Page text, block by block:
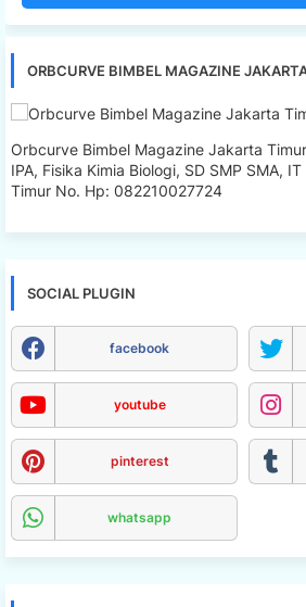
ORBCURVE BIMBEL MAGAZINE
Orbcurve Bimbel Magazine Jakarta
IPA, Fisika Kimia Biologi, SD SMP SMA,
Timur No. Hp: 082210027724
SOCIAL PLUGIN
facebook
youtube
pinterest
whatsapp